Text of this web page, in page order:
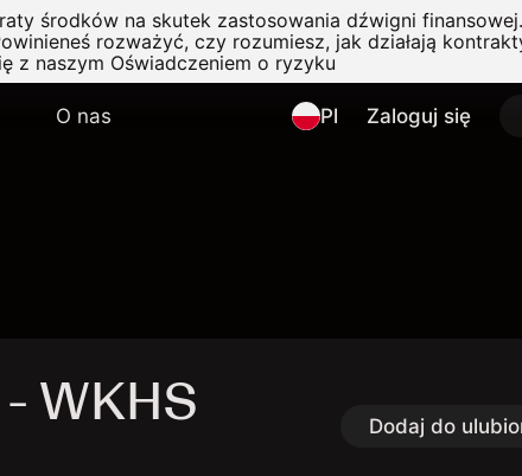
środków na skutek zastosowania dźwigni finansowej.
rozważyć, czy rozumiesz, jak działają
z naszym Oświadczeniem o ryzyku
O nas Pl Zaloguj się
WKHS Dodaj do